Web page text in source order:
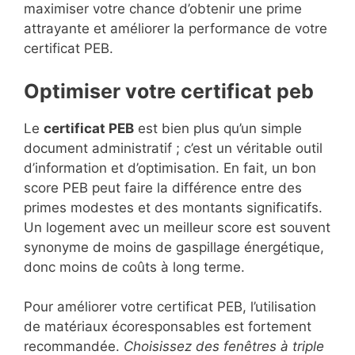
maximiser votre chance d’obtenir une prime
attrayante et améliorer la performance de votre
certificat PEB.
Optimiser votre certificat peb
Le certificat PEB est bien plus qu’un simple
document administratif ; c’est un véritable outil
d’information et d’optimisation. En fait, un bon
score PEB peut faire la différence entre des
primes modestes et des montants significatifs.
Un logement avec un meilleur score est souvent
synonyme de moins de gaspillage énergétique,
donc moins de coûts à long terme.
Pour améliorer votre certificat PEB, l’utilisation
de matériaux écoresponsables est fortement
recommandée. Choisissez des fenêtres à triple